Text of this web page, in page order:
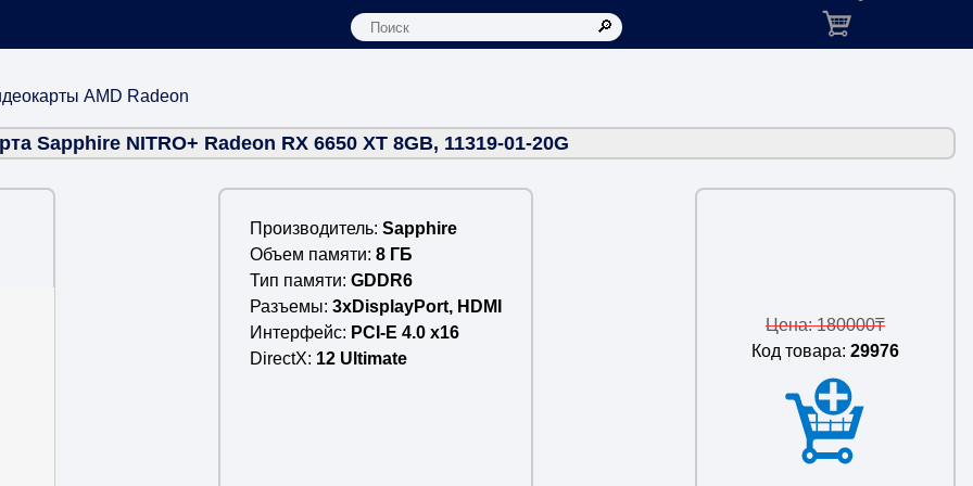
Корзина: товаров в
AMD Radeon
Sapphire NITRO+ Radeon RX 6650 XT 8GB, 11319-01-20G
Производитель Sapphire
Объем памяти 8 ГБ
Тип памяти GDDR6
Разъемы 3xDisplayPort, HDMI
Интерфейс
PCI-E 4.0 x16
DirectX 12 Ultimate
Цена: 180000₸
Код товара: 29976